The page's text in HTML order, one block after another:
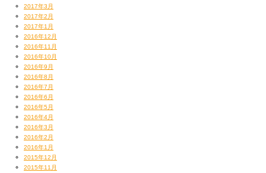
2017年3月
2017年2月
2017年1月
2016年12月
2016年11月
2016年10月
2016年9月
2016年8月
2016年7月
2016年6月
2016年5月
2016年4月
2016年3月
2016年2月
2016年1月
2015年12月
2015年11月